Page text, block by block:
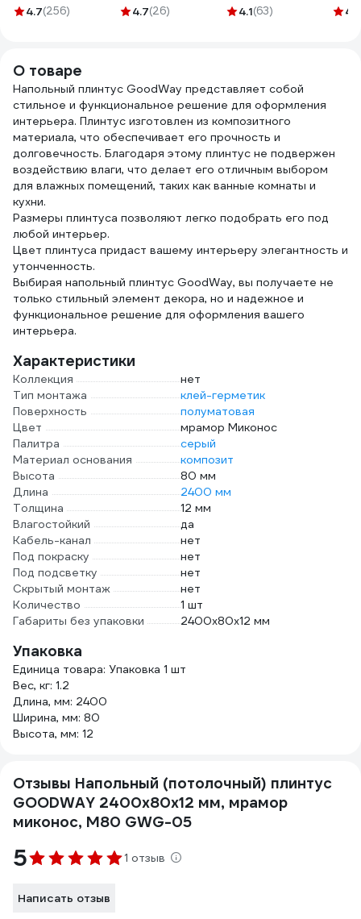
ОЧК201
4.7(256)
4.7(26)
серые GGC-13
4.1(63)
Одо4.8
О товаре
Напольный плинтус GoodWay представляет собой
стильное и функциональное решение для оформления
интерьера. Плинтус изготовлен из композитного
материала, что обеспечивает его прочность и
долговечность. Благодаря этому плинтус не подвержен
воздействию влаги, что делает его отличным выбором
для влажных помещений, таких как ванные комнаты и
кухни.
Размеры плинтуса позволяют легко подобрать его под
любой интерьер.
Цвет плинтуса придаст вашему интерьеру элегантность и
утонченность.
Выбирая напольный плинтус GoodWay, вы получаете не
только стильный элемент декора, но и надежное и
функциональное решение для оформления вашего
интерьера.
Характеристики
Коллекция
нет
Тип монтажа
клей-герметик
Поверхность
полуматовая
Цвет
мрамор Миконос
Палитра
серый
Материал основания
композит
Высота
80 мм
Длина
2400 мм
Толщина
12 мм
Влагостойкий
да
Кабель-канал
нет
Под покраску
нет
Под подсветку
нет
Скрытый монтаж
нет
Количество
1 шт
Габариты без упаковки
2400х80х12 мм
Упаковка
Единица товара: Упаковка 1 шт
Вес, кг: 1.2
Длина, мм: 2400
Ширина, мм: 80
Высота, мм: 12
Отзывы Напольный (потолочный) плинтус
GOODWAY 2400x80x12 мм, мрамор
миконос, M80 GWG-05
5 1 отзыв
Написать отзыв